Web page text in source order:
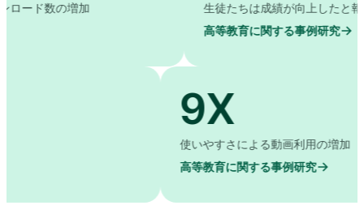
生徒たちは成績が向上したと報告した。
高等教育に関する事例研究
使いやすさによる動
高等教育に関する事